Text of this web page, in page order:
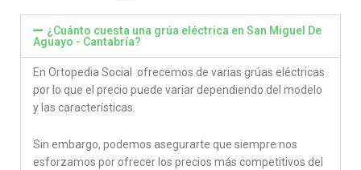
¿Cuánto cuesta una grúa eléctrica en San Miguel De
Aguayo - Cantabría?
En Ortopedia Social ofrecemos de varias grúas eléctricas
por lo que el precio puede variar dependiendo del modelo
y las características.
Sin embargo, podemos asegurarte que siempre nos
esforzamos por ofrecer los precios más competitivos del